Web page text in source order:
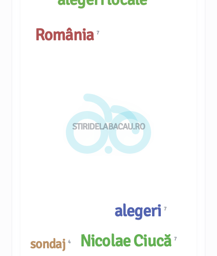
STIRIDELABACAU.RO
alegeri7
România7
Nicolae Ciucă7
sondaj4